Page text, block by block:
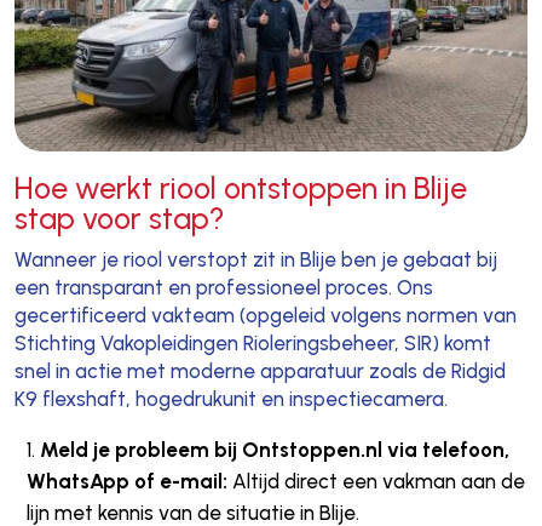
Hoe werkt riool ontstoppen in Blije
stap voor stap?
Wanneer je riool verstopt zit in Blije ben je gebaat bij
een transparant en professioneel proces. Ons
gecertificeerd vakteam (opgeleid volgens normen van
Stichting Vakopleidingen Rioleringsbeheer, SIR) komt
snel in actie met moderne apparatuur zoals de Ridgid
K9 flexshaft, hogedrukunit en inspectiecamera.
Meld je probleem bij Ontstoppen.nl via telefoon,
WhatsApp of e-mail: Altijd direct een vakman aan de
lijn met kennis van de situatie in Blije.